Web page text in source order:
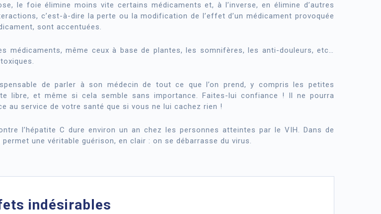
le foie élimine moins vite certains médicaments et, à l’inverse, en élimine d’autres
c’est-à-dire la perte ou la modification de l’effet d’un médicament provoquée
sont accentuées.
médicaments, même ceux à base de plantes, les somnifères, les anti-douleurs, etc…
de parler à son médecin de tout ce que l’on prend, y compris les petites
libre, et même si cela semble sans importance. Faites-lui confiance ! Il ne pourra
au service de votre santé que si vous ne lui cachez rien !
l’hépatite C dure environ un an chez les personnes atteintes par le VIH. Dans de
une véritable guérison, en clair : on se débarrasse du virus.
indésirables